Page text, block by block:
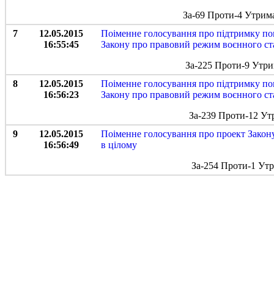
За-69 Проти-4
7
12.05.2015
16:55:45
Поіменне голосування про підтримку
Закону про правовий режим воєнного
За-225 Проти-9
8
12.05.2015
16:56:23
Поіменне голосування про підтримку
Закону про правовий режим воєнного
За-239 Проти-12
9
12.05.2015
16:56:49
Поіменне голосування про проект
в цілому
За-254 Проти-1